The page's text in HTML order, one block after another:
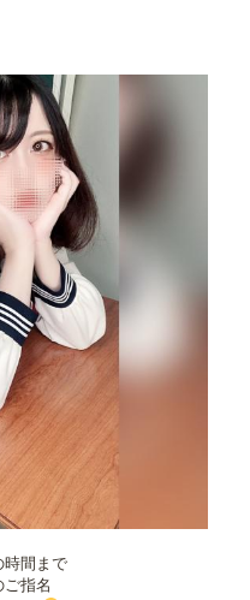
時間まで
ご指名